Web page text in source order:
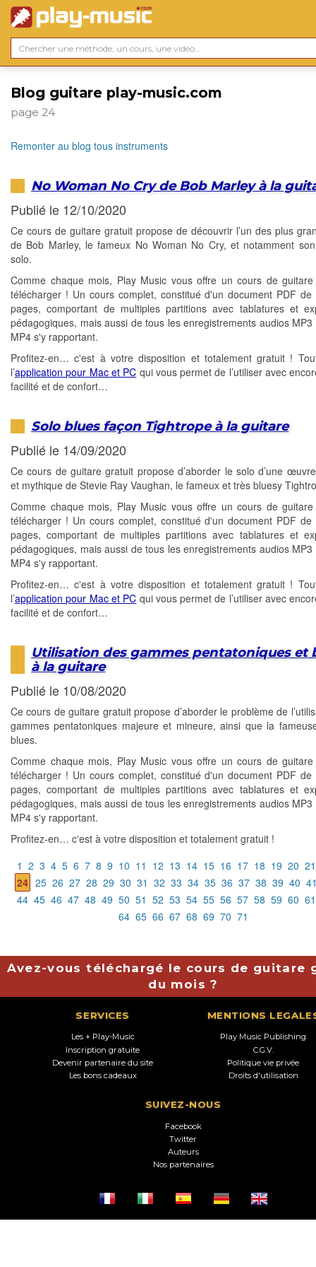
Blog guitare play-music.com
page 24
Remonter au blog tous instruments
No Woman No Cry de Bob Marley à la
Publié le 12/10/2020
Ce cours de guitare gratuit propose de découvrir l’un des plus
de Bob Marley, le fameux No Woman No Cry, et notamment
solo.
Comme chaque mois, Play Music vous offre un cours de
télécharger ! Un cours complet, constitué d'un document PDF de
pages, comportant de multiples partitions avec tablatures et
pédagogiques, mais aussi de tous les enregistrements audios MP3
MP4 s'y rapportant.
Profitez-en… c'est à votre disposition et totalement gratuit !
l’application pour Mac et PC qui vous permet de l’utiliser avec
facilité et de confort…
Solo blues façon Tightrope à la guitare
Publié le 14/09/2020
Ce cours de guitare gratuit propose d’aborder le solo d’une
et mythique de Stevie Ray Vaughan, le fameux et très bluesy
Comme chaque mois, Play Music vous offre un cours de
télécharger ! Un cours complet, constitué d'un document PDF de
pages, comportant de multiples partitions avec tablatures et
pédagogiques, mais aussi de tous les enregistrements audios MP3
MP4 s'y rapportant.
Profitez-en… c'est à votre disposition et totalement gratuit !
l’application pour Mac et PC qui vous permet de l’utiliser avec
facilité et de confort…
Utilisation des gammes pentatoniques et
à la guitare
Publié le 10/08/2020
Ce cours de guitare gratuit propose d’aborder le problème de
gammes pentatoniques majeure et mineure, ainsi que la
blues.
Comme chaque mois, Play Music vous offre un cours de
télécharger ! Un cours complet, constitué d'un document PDF de
pages, comportant de multiples partitions avec tablatures et
pédagogiques, mais aussi de tous les enregistrements audios MP3
MP4 s'y rapportant.
Profitez-en… c'est à votre disposition et totalement gratuit !
1 2 3 4 5 6 7 8 9 10 11 12 13 14 15 16 17 18 19 20 21
24 25 26 27 28 29 30 31 32 33 34 35 36 37 38 39 40
44 45 46 47 48 49 50 51 52 53 54 55 56 57 58 59 60 61
64 65 66 67 68 69 70 71
Avez-vous téléchargé le cours de guitare
du mois ?
SERVICES
Les + Play-Music
Inscription gratuite
Devenir partenaire du site
Les bons cadeaux
MENTIONS
Play Music Publishing
C.G.V.
Politique vie privée
Droits d'utilisation
SUIVEZ-NOUS
Facebook
Twitter
Auteurs
Nos partenaires